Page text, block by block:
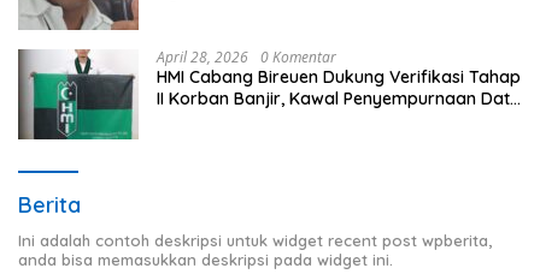
April 28, 2026 0 Komentar
HMI Cabang Bireuen Dukung Verifikasi Tahap
II Korban Banjir, Kawal Penyempurnaan Data
Berita
Ini adalah contoh deskripsi untuk widget recent post wpberita,
anda bisa memasukkan deskripsi pada widget ini.